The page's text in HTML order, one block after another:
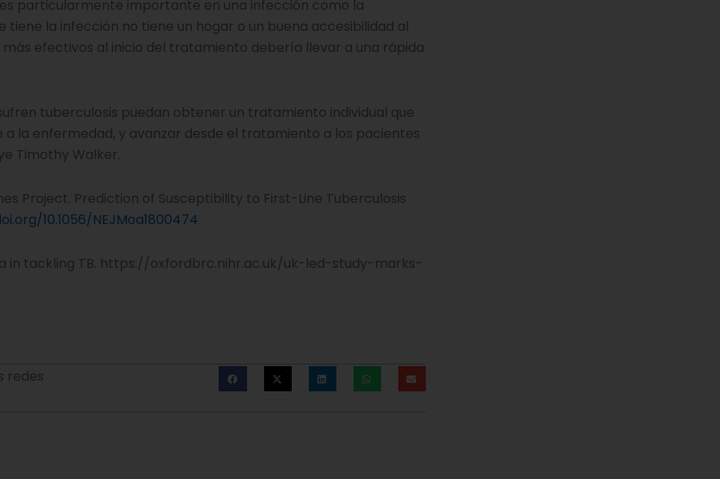
es particularmente importante en una infección como la
la infección no tiene un hogar o un buena accesibilidad al
efectivos al inicio del tratamiento debería llevar a una rápida
tuberculosis puedan obtener un tratamiento individual que
la enfermedad, y avanzar desde el tratamiento a los pacientes
Timothy Walker.
Project. Prediction of Susceptibility to First-Line Tuberculosis
10.1056/NEJMoa1800474
in tackling TB. https://oxfordbrc.nihr.ac.uk/uk-led-study-marks-
redes